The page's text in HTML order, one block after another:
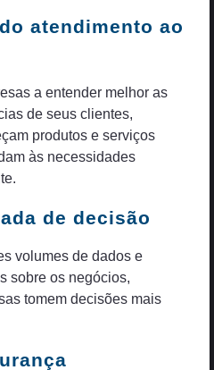
atendimento ao
a entender melhor as
de seus clientes,
produtos e serviços
às necessidades
de decisão
volumes de dados e
sobre os negócios,
tomem decisões mais